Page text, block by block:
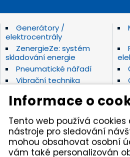
Generátory /
elektrocentrály
ZenergieZe: systém
skladování energie
Pneumatické nářadí
Vibrační technika
Hydraulické nářadí
Závěsná hydraulická
kladiva
Akumulátorové stroje
Informace o
Tento web používá
nástroje pro sledování
mohou obsahovat osobní
vám také personalizován